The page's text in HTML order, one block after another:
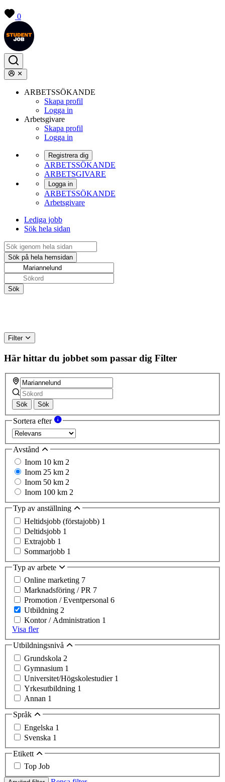
0
ARBETSSÖKANDE
Skapa profil
Logga in
Arbetsgivare
Skapa profil
Logga in
Registrera dig
ARBETSSÖKANDE
ARBETSGIVARE
Logga in
ARBETSSÖKANDE
Arbetsgivare
Lediga jobb
Sök hela sidan
Filter
Här hittar du jobbet som passar dig Filter
Sök Sök
Sortera efter
Avstånd
Inom 10 km 2
Inom 25 km 2
Inom 50 km 2
Inom 100 km 2
Typ av anställning
Heltidsjobb (förstajobb) 1
Deltidsjobb 1
Extrajobb 1
Sommarjobb 1
Typ av arbete
Online marketing 7
Marknadsföring / PR 7
Promotion / Eventpersonal 6
Utbildning 2
Kontor / Administration 1
Visa fler
Utbildningsnivå
Grundskola 2
Gymnasium 1
Universitet/Högskolestudier 1
Yrkesutbildning 1
Annan 1
Språk
Engelska 1
Svenska 1
Etikett
Top Job